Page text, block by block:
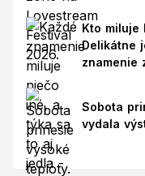
Kto miluje
Delikátne
znamenie
Sobota
vydala